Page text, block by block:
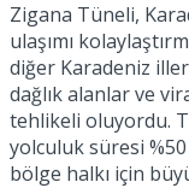
Zigana Tüneli,
ulaşımı
diğer Karadeniz
dağlık alanlar ve
tehlikeli oluyordu.
yolculuk süresi %50
bölge halkı için